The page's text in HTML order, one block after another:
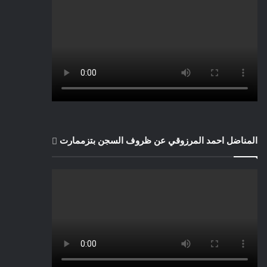
المناضل احمد المرزوقي عن ظروف السجن بتزممارت